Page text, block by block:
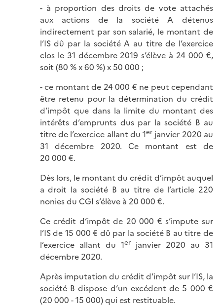
- à proportion des droits de vote attachés
aux actions de la société A détenus
indirectement par son salarié, le montant de
l’IS dû par la société A au titre de l’exercice
clos le 31 décembre 2019 s’élève à 24 000 €,
soit (80 % x 60 %) x 50 000 ;
- ce montant de 24 000 € ne peut cependant
être retenu pour la détermination du crédit
d’impôt que dans la limite du montant des
intérêts d’emprunts dus par la société B au
titre de l’exercice allant du 1er janvier 2020 au
31 décembre 2020. Ce montant est de
20 000 €.
Dès lors, le montant du crédit d’impôt auquel
a droit la société B au titre de l’article 220
nonies du CGI s’élève à 20 000 €.
Ce crédit d’impôt de 20 000 € s’impute sur
l’IS de 15 000 € dû par la société B au titre de
l’exercice allant du 1erjanvier 2020 au 31
décembre 2020.
Après imputation du crédit d’impôt sur l’IS, la
société B dispose d’un excédent de 5 000 €
(20 000 - 15 000) qui est restituable.